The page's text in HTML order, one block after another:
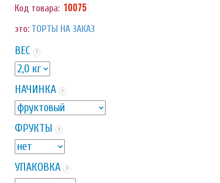
Код товара: 10075
это: ТОРТЫ НА ЗАКАЗ
ВЕС ?
НАЧИНКА ?
ФРУКТЫ ?
УПАКОВКА ?